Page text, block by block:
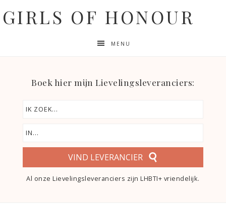
GIRLS OF HONOUR
MENU
Boek hier mijn Lievelingsleveranciers:
VIND LEVERANCIER
Al onze Lievelingsleveranciers zijn LHBTI+ vriendelijk.